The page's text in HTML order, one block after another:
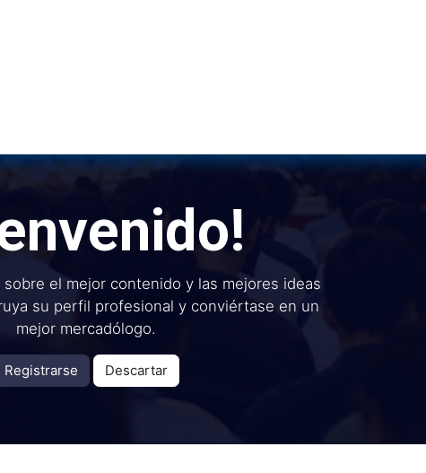
el mejor contenido y las mejores ideas
su perfil profesional y conviértase en un
mejor mercadólogo.
Registrarse Descartar